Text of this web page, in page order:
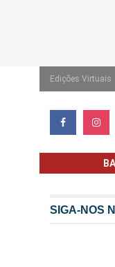
Edições Virtuais
SIGA-NOS